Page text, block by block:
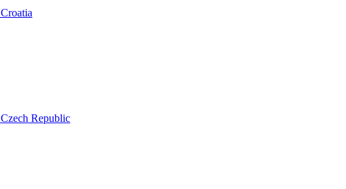
Croatia
Czech Republic